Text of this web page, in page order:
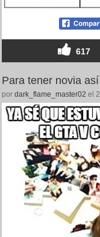
617
Para tener novia
por dark_flame_master02 el